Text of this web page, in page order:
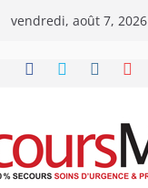
vendredi, août 7, 2026